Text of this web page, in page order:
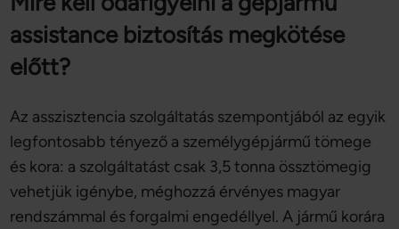
assistance biztosítás megkötése
előtt?
Az asszisztencia szolgáltatás szempontjából az egyik
legfontosabb tényező a személygépjármű tömege
és kora: a szolgáltatást csak 3,5 tonna össztömegig
vehetjük igénybe, méghozzá érvényes magyar
rendszámmal és forgalmi engedéllyel. A jármű korára